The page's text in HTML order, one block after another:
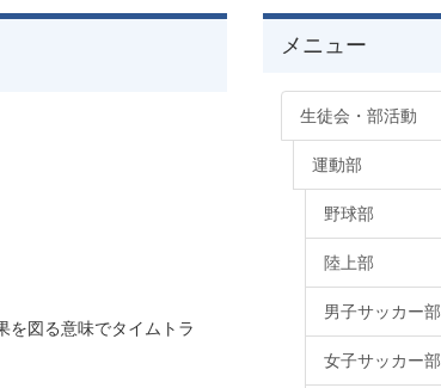
を図る意味でタイムトラ
メニュー
生徒会・部活動
運動部
野球部
陸上部
男子サッカー部
女子サッカー部